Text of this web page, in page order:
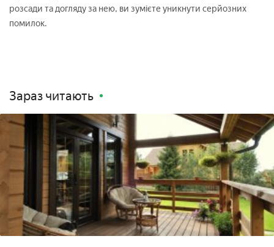
розсади та догляду за нею, ви зумієте уникнути серйозних
помилок.
Зараз читають